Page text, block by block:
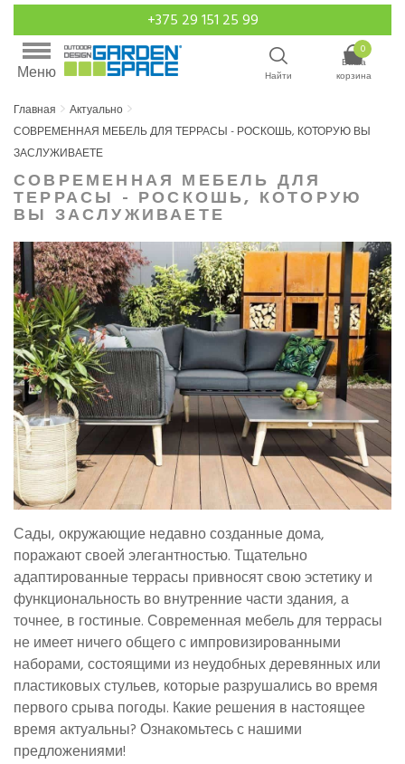
+375 29 151 25 99
Меню Найти
0
Ваша
корзина
Главная
Актуально
СОВРЕМЕННАЯ МЕБЕЛЬ ДЛЯ ТЕРРАСЫ - РОСКОШЬ, КОТОРУЮ ВЫ
ЗАСЛУЖИВАЕТЕ
СОВРЕМЕННАЯ МЕБЕЛЬ ДЛЯ
ТЕРРАСЫ - РОСКОШЬ, КОТОРУЮ
ВЫ ЗАСЛУЖИВАЕТЕ
Сады, окружающие недавно созданные дома,
поражают своей элегантностью. Тщательно
адаптированные террасы привносят свою эстетику и
функциональность во внутренние части здания, а
точнее, в гостиные. Современная мебель для террасы
не имеет ничего общего с импровизированными
наборами, состоящими из неудобных деревянных или
пластиковых стульев, которые разрушались во время
первого срыва погоды. Какие решения в настоящее
время актуальны? Ознакомьтесь с нашими
предложениями!